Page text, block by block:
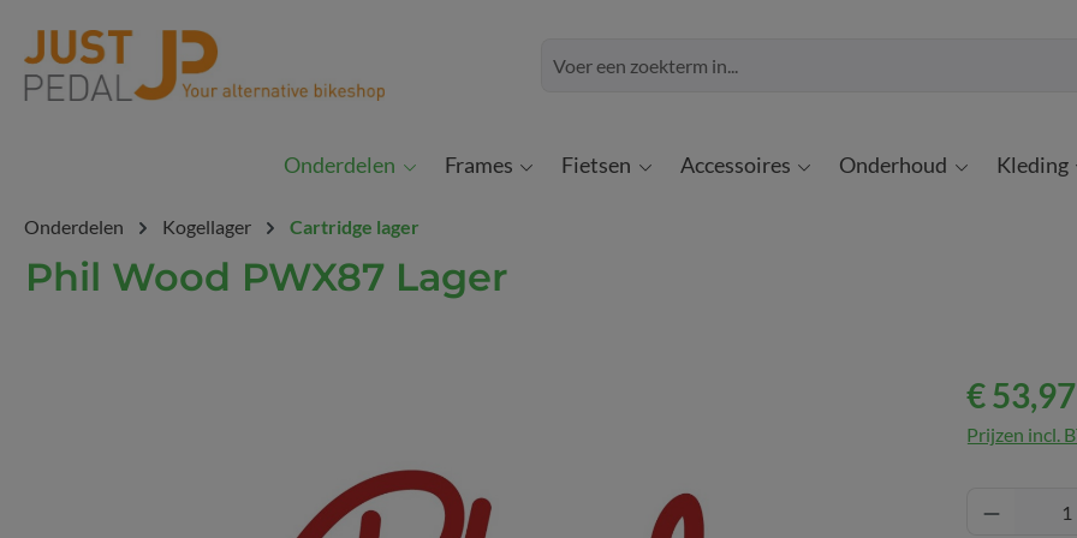
Ga naar de zoekopdracht
Onderdelen Frames Fietsen Accessoires Onderhoud Kleding
Onderdelen Kogellager Cartridge lager
Phil Wood PWX87 Lager
€ 53,97
Prijzen incl.